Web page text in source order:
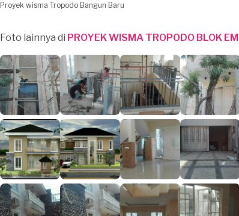
Proyek wisma Tropodo Bangun Baru
Foto lainnya di PROYEK WISMA TROPODO BLOK EM